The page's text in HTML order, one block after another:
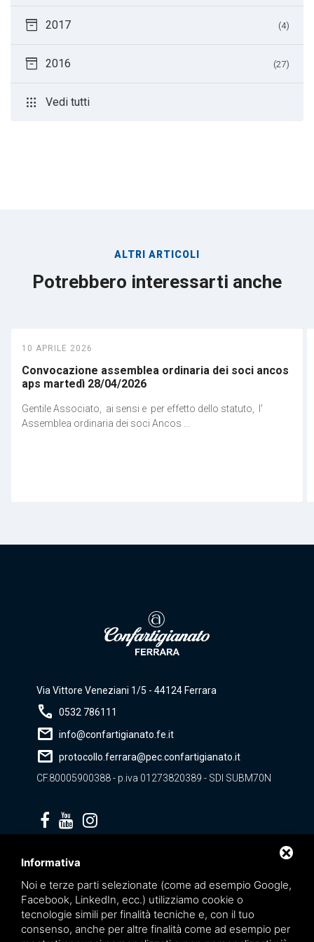
inventory_2 2017 (4)
inventory_2 2016 (27)
apps Vedi tutti
ALTRI ARTICOLI
Potrebbero interessarti anche
10 APRILE 2026
Convocazione assemblea ordinaria dei soci ancos
aps martedì 28/04/2026
Gentile Associato, ai sensi e per effetto dello statuto, l'
Assemblea ordinaria dei soci Ancos ...
Via Vittore Veneziani 1/5 - 44124 Ferrara
call 0532 786111
mail info@confartigianato.fe.it
mail protocollo.ferrara@pec.confartigianato.it
CF.80005900388 - p.iva 01273820389 - SDI SUBM70N
Informativa
Noi e terze parti selezionate (come ad esempio Google,
Facebook, LinkedIn, ecc.) utilizziamo cookie o
tecnologie simili per finalità tecniche e, con il tuo
consenso, anche per altre finalità come ad esempio per